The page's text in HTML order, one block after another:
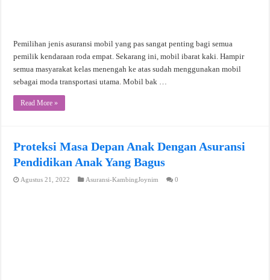
Pemilihan jenis asuransi mobil yang pas sangat penting bagi semua
pemilik kendaraan roda empat. Sekarang ini, mobil ibarat kaki. Hampir
semua masyarakat kelas menengah ke atas sudah menggunakan mobil
sebagai moda transportasi utama. Mobil bak …
Read More »
Proteksi Masa Depan Anak Dengan Asuransi
Pendidikan Anak Yang Bagus
Agustus 21, 2022 Asuransi-KambingJoynim 0